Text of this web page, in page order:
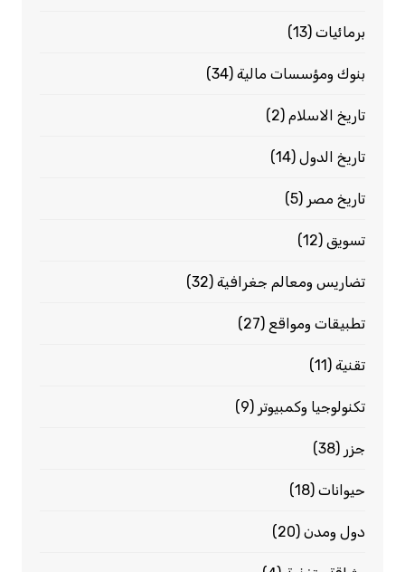
برمائيات(13)
بنوك ومؤسسات مالية(34)
تاريخ الاسلام(2)
تاريخ الدول(14)
تاريخ مصر (5)
تسويق(12)
تضاريس ومعالم جغرافية(32)
تطبيقات ومواقع (27)
تقنية(11)
تكنولوجيا وكمبيوتر (9)
جزر (38)
حيوانات(18)
دول ومدن(20)